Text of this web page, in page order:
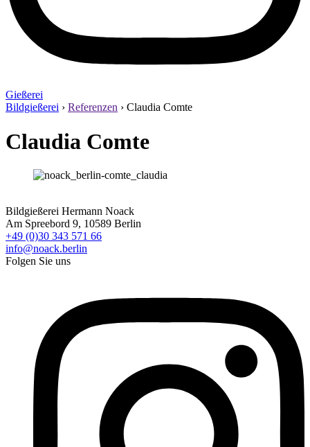
Gießerei
Bildgießerei › Referenzen › Claudia Comte
Claudia Comte
Bildgießerei Hermann Noack
Am Spreebord 9, 10589 Berlin
+49 (0)30 343 571 66
info@noack.berlin
Folgen Sie uns